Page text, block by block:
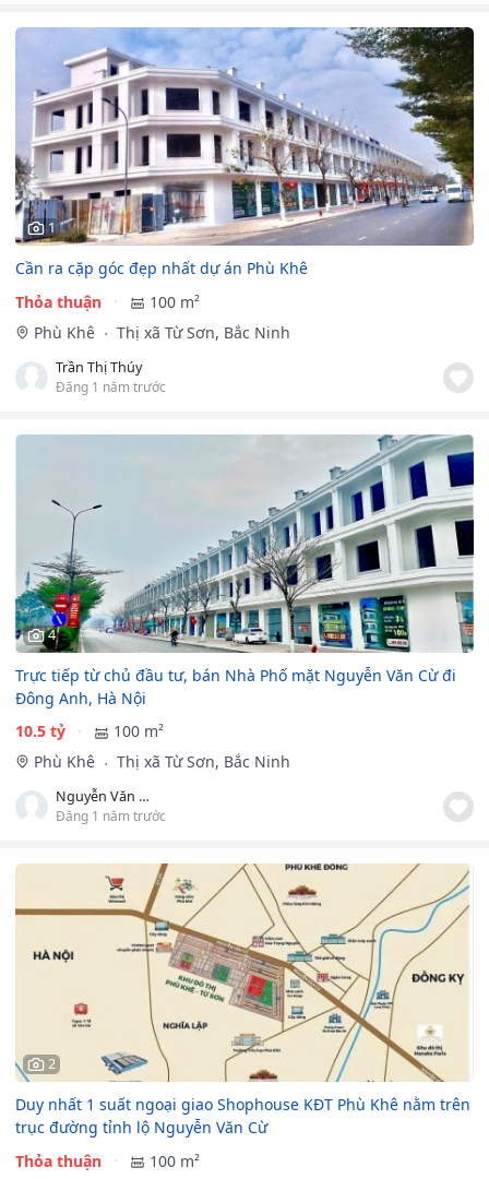
1
Cần ra cặp góc đẹp nhất dự án Phù Khê
Thỏa thuận
100 m²
Phù Khê
Thị xã Từ Sơn, Bắc Ninh
Trần Thị Thúy
Đăng 1 năm trước
4
Trực tiếp từ chủ đầu tư, bán Nhà Phố mặt Nguyễn Văn Cừ đi
Đông Anh, Hà Nội
10.5 tỷ
100 m²
Phù Khê
Thị xã Từ Sơn, Bắc Ninh
Nguyễn Văn Kiên
Đăng 1 năm trước
2
Duy nhất 1 suất ngoại giao Shophouse KĐT Phù Khê nằm trên
trục đường tỉnh lộ Nguyễn Văn Cừ
Thỏa thuận
100 m²